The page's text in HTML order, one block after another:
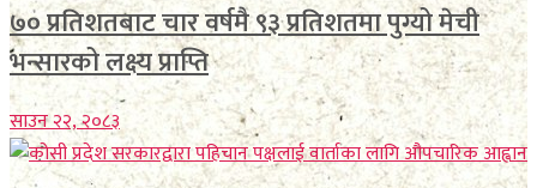
७० प्रतिशतबाट चार वर्षमै ९३ प्रतिशतमा पुग्यो मेची
भन्सारको लक्ष्य प्राप्ति
साउन २२, २०८३